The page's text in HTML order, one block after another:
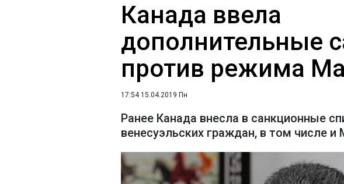
Канада ввела
дополнительные
против режима
17:54 15.04.2019 Пн
Ранее Канада внесла в санкционные
венесуэльских граждан, в том числе и